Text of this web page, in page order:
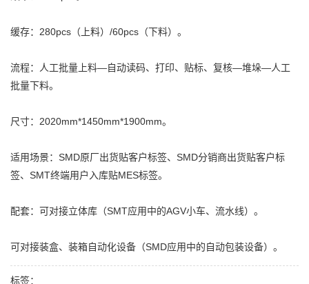
缓存：280pcs（上料）/60pcs（下料）。
流程：人工批量上料—自动读码、打印、贴标、复核—堆垛—人工
批量下料。
尺寸：2020mm*1450mm*1900mm。
适用场景：SMD原厂出货贴客户标签、SMD分销商出货贴客户标
签、SMT终端用户入库贴MES标签。
配套：可对接立体库（SMT应用中的AGV小车、流水线）。
可对接装盒、装箱自动化设备（SMD应用中的自动包装设备）。
标签：